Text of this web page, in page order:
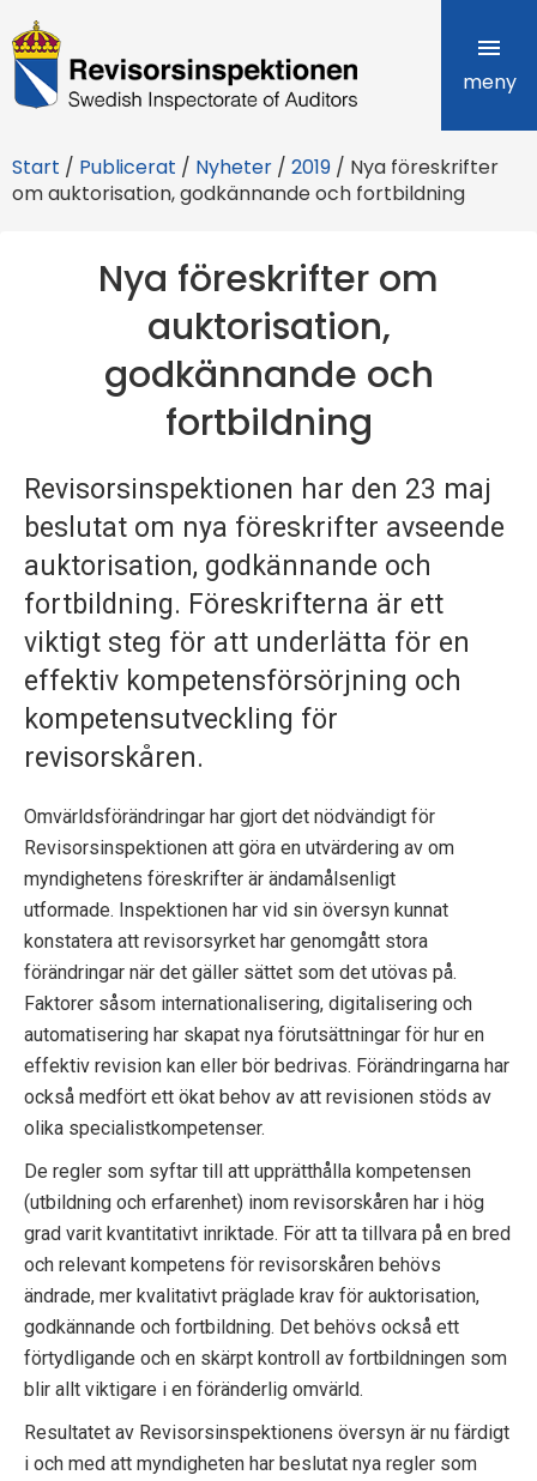
R
e
i
n
s
p
e
k
o
n
e
n
meny
Start / Publicerat / Nyheter / 2019 / Nya föreskrifter
om auktorisation, godkännande och fortbildning
Nya föreskrifter om
auktorisation,
godkännande och
fortbildning
Revisorsinspektionen har den 23 maj
beslutat om nya föreskrifter avseende
auktorisation, godkännande och
fortbildning. Föreskrifterna är ett
viktigt steg för att underlätta för en
effektiv kompetensförsörjning och
kompetensutveckling för
revisorskåren.
Omvärldsförändringar har gjort det nödvändigt för
Revisorsinspektionen att göra en utvärdering av om
myndighetens föreskrifter är ändamålsenligt
utformade. Inspektionen har vid sin översyn kunnat
konstatera att revisorsyrket har genomgått stora
förändringar när det gäller sättet som det utövas på.
Faktorer såsom internationalisering, digitalisering och
automatisering har skapat nya förutsättningar för hur en
effektiv revision kan eller bör bedrivas. Förändringarna har
också medfört ett ökat behov av att revisionen stöds av
olika specialistkompetenser.
De regler som syftar till att upprätthålla kompetensen
(utbildning och erfarenhet) inom revisorskåren har i hög
grad varit kvantitativt inriktade. För att ta tillvara på en bred
och relevant kompetens för revisorskåren behövs
ändrade, mer kvalitativt präglade krav för auktorisation,
godkännande och fortbildning. Det behövs också ett
förtydligande och en skärpt kontroll av fortbildningen som
blir allt viktigare i en föränderlig omvärld.
Resultatet av Revisorsinspektionens översyn är nu färdigt
i och med att myndigheten har beslutat nya regler som